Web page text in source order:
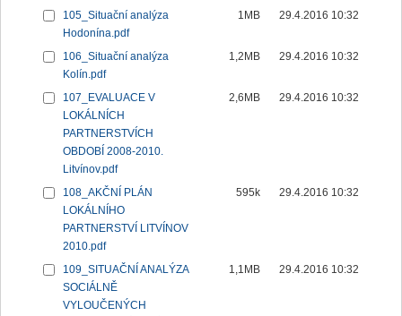
105_Situační analýza
Hodonína.pdf
1MB 29.4.2016 10:32
106_Situační analýza
Kolín.pdf
1,2MB 29.4.2016 10:32
107_EVALUACE V
LOKÁLNÍCH
PARTNERSTVÍCH
OBDOBÍ 2008-2010.
Litvínov.pdf
2,6MB 29.4.2016 10:32
108_AKČNÍ PLÁN
LOKÁLNÍHO
PARTNERSTVÍ LITVÍNOV
2010.pdf
595k 29.4.2016 10:32
109_SITUAČNÍ ANALÝZA
SOCIÁLNĚ
VYLOUČENÝCH
1,1MB 29.4.2016 10:32